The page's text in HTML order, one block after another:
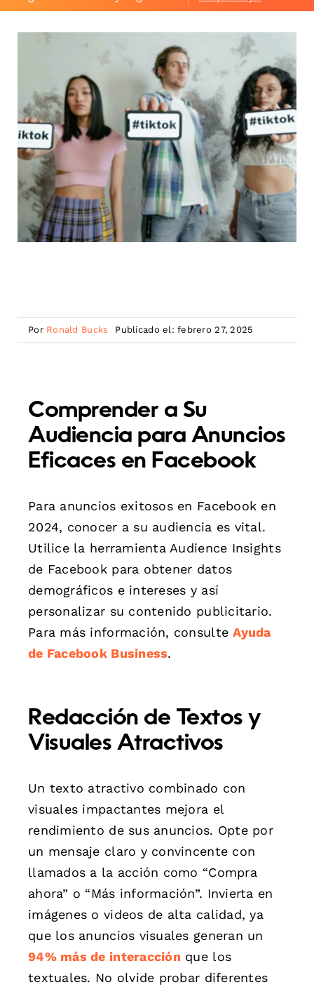
Por Ronald Bucks Publicado el: febrero 27, 2025
Comprender a Su
Audiencia para Anuncios
Eficaces en Facebook
Para anuncios exitosos en Facebook en
2024, conocer a su audiencia es vital.
Utilice la herramienta Audience Insights
de Facebook para obtener datos
demográficos e intereses y así
personalizar su contenido publicitario.
Para más información, consulteAyuda
de Facebook Business.
Redacción de Textos y
Visuales Atractivos
Un texto atractivo combinado con
visuales impactantes mejora el
rendimiento de sus anuncios. Opte por
un mensaje claro y convincente con
llamados a la acción como “Compra
ahora” o “Más información”. Invierta en
imágenes o videos de alta calidad, ya
que los anuncios visuales generan un
94% más de interacción que los
textuales. No olvide probar diferentes